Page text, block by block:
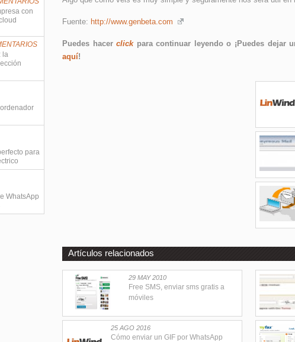
Fuente: http://www.genbeta.com
Puedes hacerclickpara continuar leyendo o ¡Puedes dejar
aquí!
Artículos relacionados
29 MAY 2010
Free SMS, enviar sms gratis a
móviles
25 AGO 2016
Cómo enviar un GIF por WhatsApp
con
la
para
WhatsApp